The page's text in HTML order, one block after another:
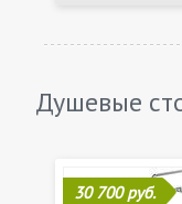
Душевые
30 700 руб.